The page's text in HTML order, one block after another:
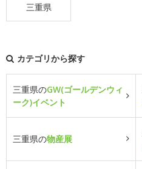
三重県
カテゴリから探す
三重県のGW(ゴールデンウィ
ーク)イベント
三重県の物産展